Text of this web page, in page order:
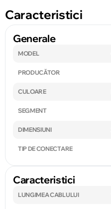
Caracteristici
Generale
MODEL
PRODUCĂTOR
CULOARE
SEGMENT
DIMENSIUNI
TIP DE CONECTARE
Caracteristici
LUNGIMEA CABLULUI